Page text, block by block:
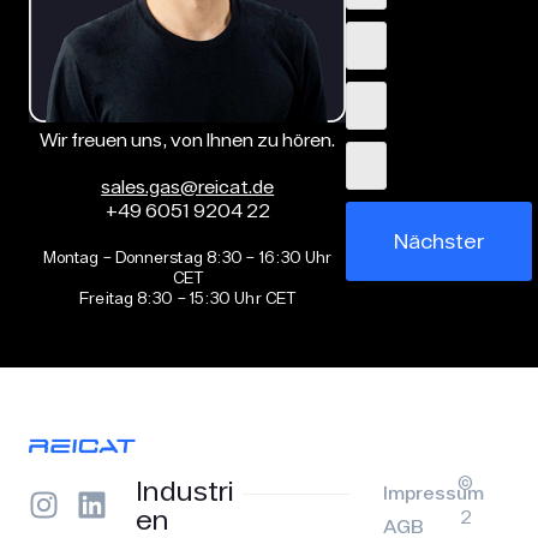
Wir freuen uns, von Ihnen zu hören.
sales.gas@reicat.de
+49 6051 9204 22
Montag – Donnerstag 8:30 – 16:30 Uhr
CET
Freitag 8:30 – 15:30 Uhr CET
Nächster
Industri
en
Impressum
AGB
©
2